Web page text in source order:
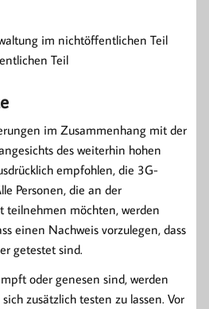
im nichtöffentlichen Teil
Teil
im Zusammenhang mit der
des weiterhin hohen
empfohlen, die 3G-
Personen, die an der
teilnehmen möchten, werden
einen Nachweis vorzulegen, dass
getestet sind.
oder genesen sind, werden
zusätzlich testen zu lassen. Vor